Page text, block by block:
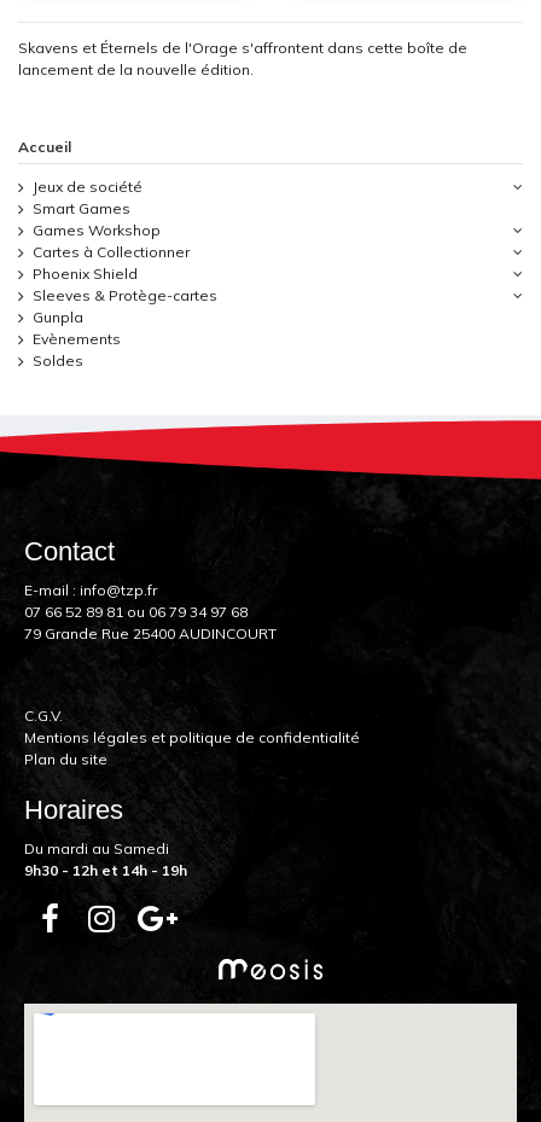
Skavens et Éternels de l'Orage s'affrontent dans cette boîte de
lancement de la nouvelle édition.
Accueil
Jeux de société
Smart Games
Games Workshop
Cartes à Collectionner
Phoenix Shield
Sleeves & Protège-cartes
Gunpla
Evènements
Soldes
Contact
E-mail : info@tzp.fr
07 66 52 89 81 ou 06 79 34 97 68
79 Grande Rue 25400 AUDINCOURT
C.G.V.
Mentions légales et politique de confidentialité
Plan du site
Horaires
Du mardi au Samedi
9h30 - 12h et 14h - 19h